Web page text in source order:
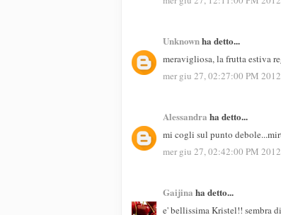
Unknownha detto...
meravigliosa, la frutta estiva
mer giu 27, 02:27:00 PM 2012
Alessandra ha detto...
mi cogli sul punto
mer giu 27, 02:42:00 PM 2012
Gaijina ha detto...
e' bellissima Kristel!! sembra